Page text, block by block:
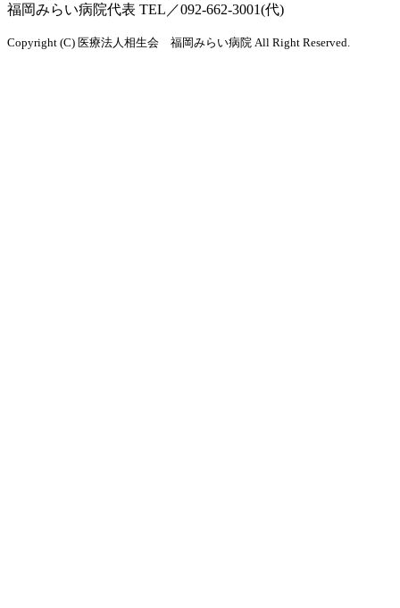
福岡みらい病院代表 TEL／092-662-3001(代)
Copyright (C) 医療法人相生会 福岡みらい病院 All Right Reserved.